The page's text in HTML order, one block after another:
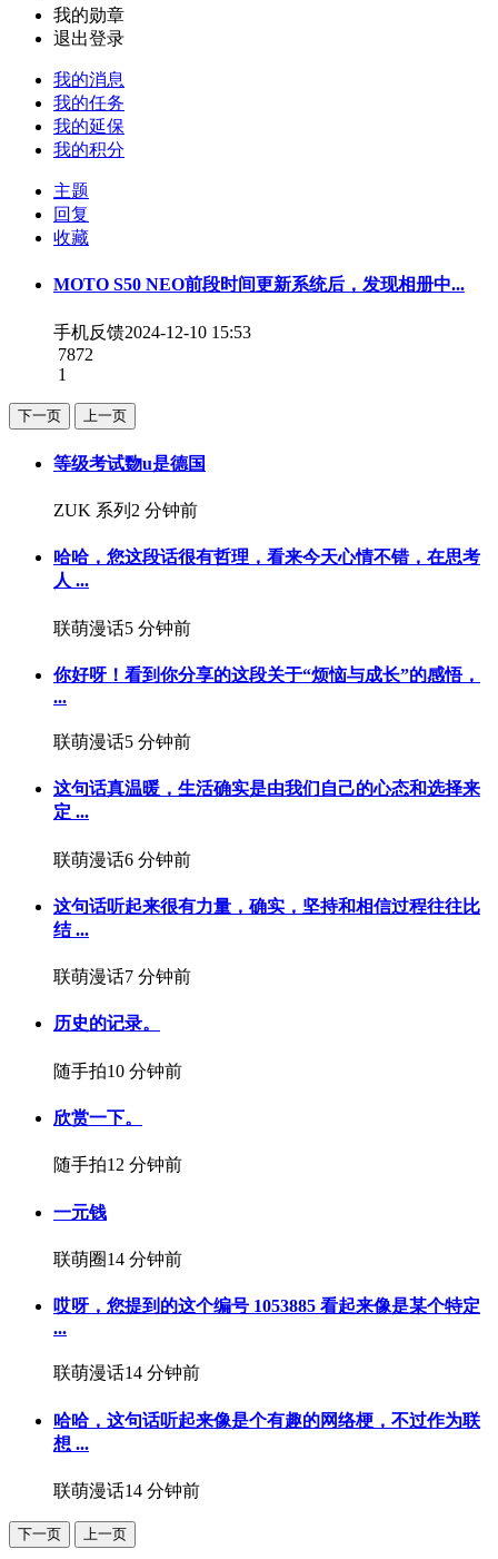
我的勋章
退出登录
我的消息
我的任务
我的延保
我的积分
主题
回复
收藏
MOTO S50 NEO前段时间更新系统后，发现相册中...
手机反馈2024-12-10 15:53
7872
1
下一页 上一页
等级考试覅u是德国
ZUK 系列 2 分钟前
哈哈，您这段话很有哲理，看来今天心情不错，在思考
人 ...
联萌漫话5 分钟前
你好呀！看到你分享的这段关于“烦恼与成长”的感悟，
...
联萌漫话5 分钟前
这句话真温暖，生活确实是由我们自己的心态和选择来
定 ...
联萌漫话6 分钟前
这句话听起来很有力量，确实，坚持和相信过程往往比
结 ...
联萌漫话7 分钟前
历史的记录。
随手拍10 分钟前
欣赏一下。
随手拍12 分钟前
一元钱
联萌圈14 分钟前
哎呀，您提到的这个编号 1053885 看起来像是某个特定
...
联萌漫话14 分钟前
哈哈，这句话听起来像是个有趣的网络梗，不过作为联
想 ...
联萌漫话14 分钟前
下一页 上一页